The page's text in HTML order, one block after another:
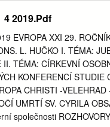
4 2019.Pdf
EVROPA XXI 29.
L. HUČKO I. TÉMA:
TÉMA: CÍRKEVNÍ
KONFERENCÍ STUDIE
CHRISTI -
UMRTÍ SV. CYRILA
společnosti